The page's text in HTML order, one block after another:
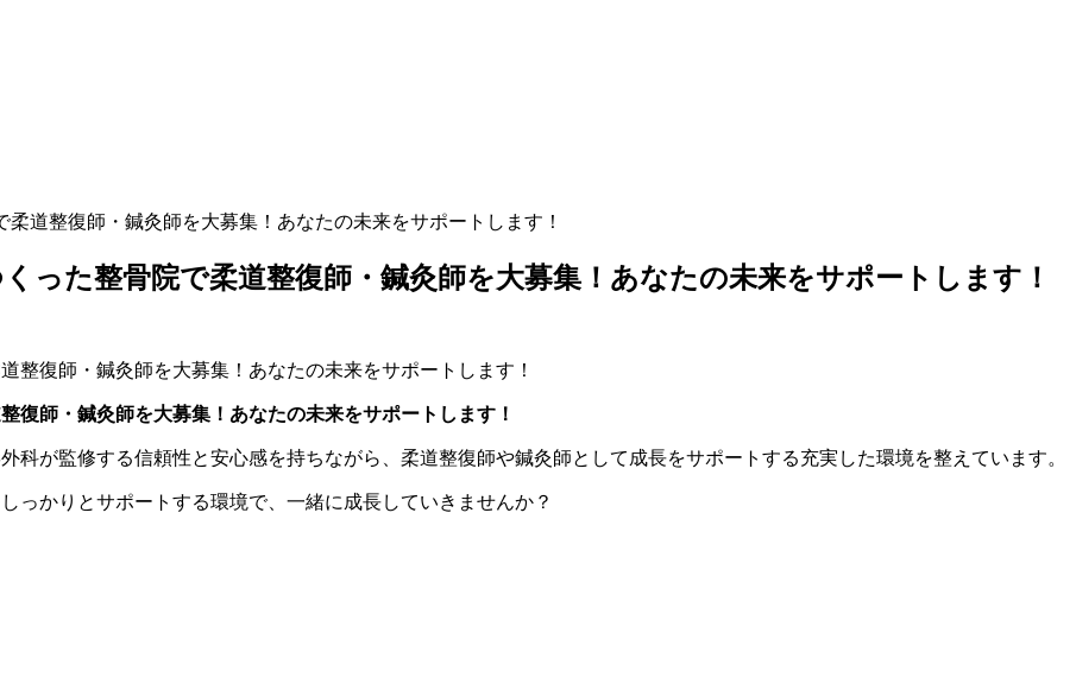
道整復師・鍼灸師を大募集！あなたの未来をサポートします！
った整骨院で柔道整復師・鍼灸師を大募集！あなたの未来をサポートします！
復師・鍼灸師を大募集！ あなたの未来をサポートします！
科が監修する信頼性と安心感を持ちながら、柔道整復師や鍼灸師として成長をサポートする充実した環境を整えています。
っかりとサポートする環境で、一緒に成長していきませんか？